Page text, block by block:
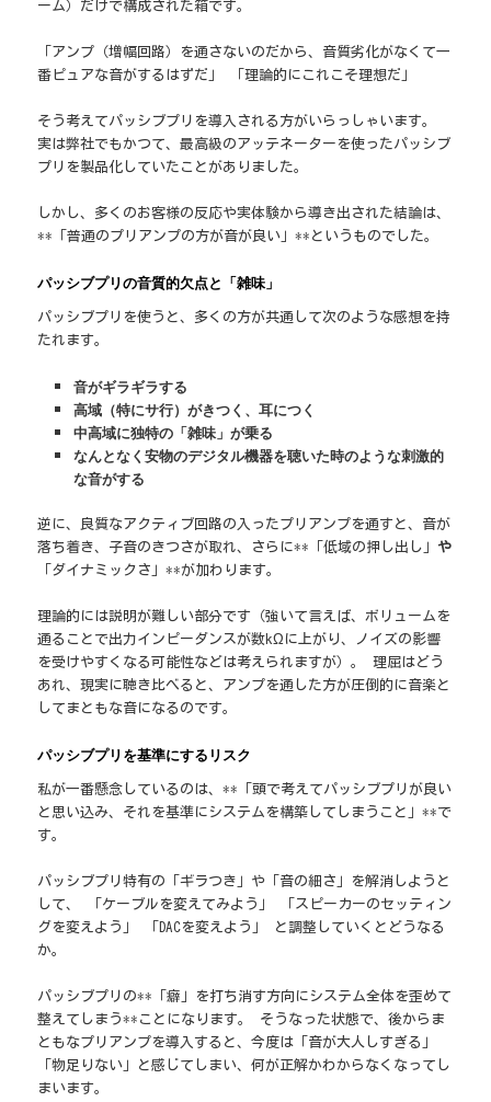
ーム）だけで構成された箱です。
「アンプ（増幅回路）を通さないのだから、音質劣化がなくて一
番ピュアな音がするはずだ」 「理論的にこれこそ理想だ」
そう考えてパッシブプリを導入される方がいらっしゃいます。
実は弊社でもかつて、最高級のアッテネーターを使ったパッシブ
プリを製品化していたことがありました。
しかし、多くのお客様の反応や実体験から導き出された結論は、
**「普通のプリアンプの方が音が良い」**というものでした。
パッシブプリの音質的欠点と「雑味」
パッシブプリを使うと、多くの方が共通して次のような感想を持
たれます。
音がギラギラする
高域（特にサ行）がきつく、耳につく
中高域に独特の「雑味」が乗る
なんとなく安物のデジタル機器を聴いた時のような刺激的
な音がする
逆に、良質なアクティブ回路の入ったプリアンプを通すと、音が
落ち着き、子音のきつさが取れ、さらに**「低域の押し出し」や
「ダイナミックさ」**が加わります。
理論的には説明が難しい部分です（強いて言えば、ボリュームを
通ることで出力インピーダンスが数kΩに上がり、ノイズの影響
を受けやすくなる可能性などは考えられますが）。 理屈はどう
あれ、現実に聴き比べると、アンプを通した方が圧倒的に音楽と
してまともな音になるのです。
パッシブプリを基準にするリスク
私が一番懸念しているのは、**「頭で考えてパッシブプリが良い
と思い込み、それを基準にシステムを構築してしまうこと」**で
す。
パッシブプリ特有の「ギラつき」や「音の細さ」を解消しようと
して、 「ケーブルを変えてみよう」 「スピーカーのセッティン
グを変えよう」 「DACを変えよう」 と調整していくとどうなる
か。
パッシブプリの**「癖」を打ち消す方向にシステム全体を歪めて
整えてしまう**ことになります。 そうなった状態で、後からま
ともなプリアンプを導入すると、今度は「音が大人しすぎる」
「物足りない」と感じてしまい、何が正解かわからなくなってし
まいます。